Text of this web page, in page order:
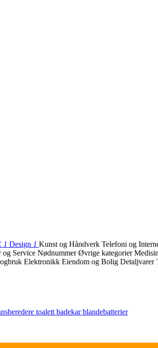
1 Design 1 Kunst og Håndverk Telefoni og
og Service NødnummerØvrige kategorier
Elektronikk Eiendom og Bolig Detaljvarer
toalett badekarblandebatterier